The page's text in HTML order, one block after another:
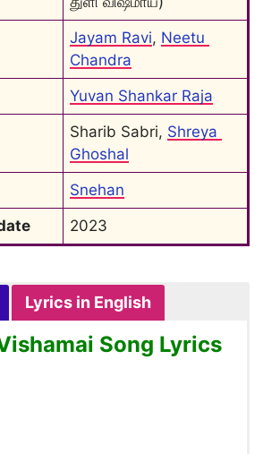
Jayam Ravi, Neetu
Chandra
Yuvan Shankar Raja
Sharib Sabri, Shreya
Ghoshal
Snehan
2023
Lyrics in English
Song Lyrics